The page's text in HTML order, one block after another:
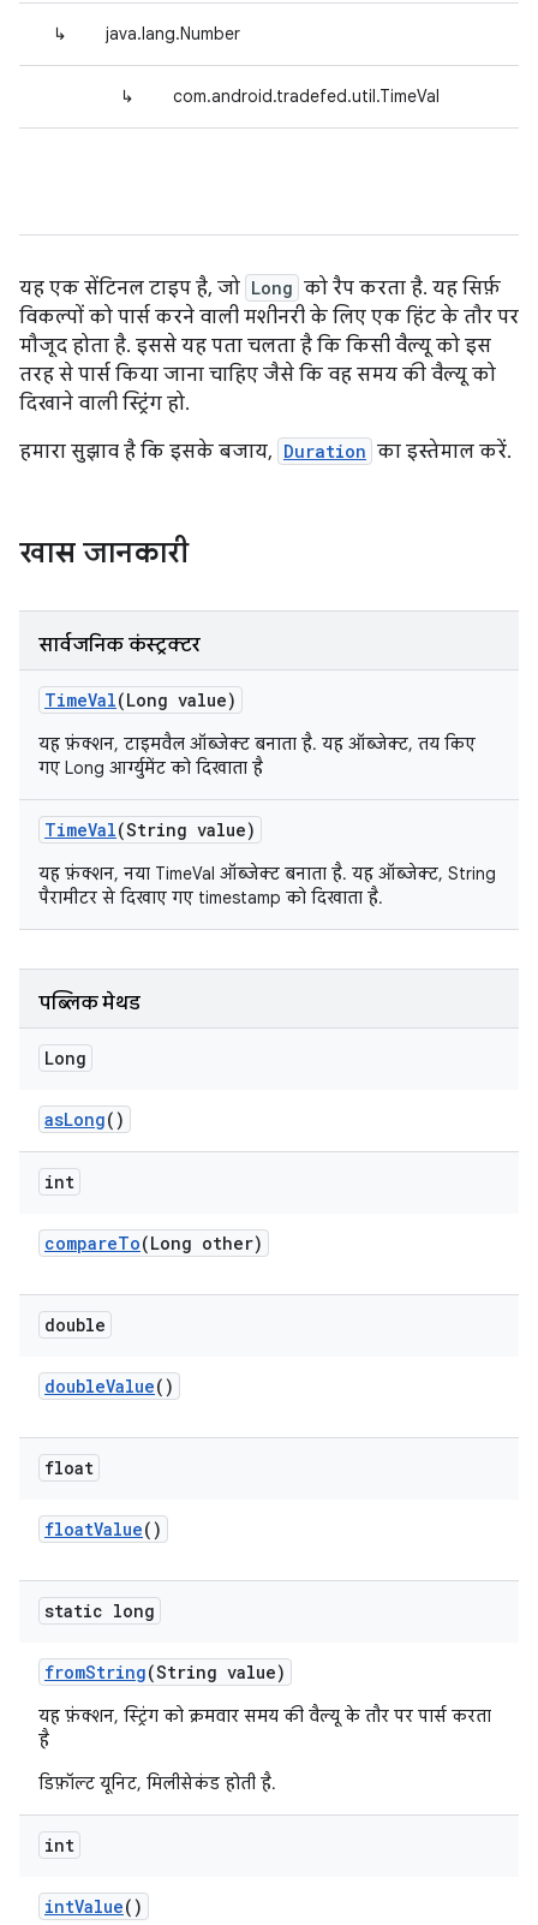
↳ java.lang.Number
↳ com.android.tradefed.util.TimeVal
यह एक सेंटिनल टाइप है, जो Long को रैप करता है. यह सिर्फ़
विकल्पों को पार्स करने वाली मशीनरी के लिए एक हिंट के तौर पर
मौजूद होता है. इससे यह पता चलता है कि किसी वैल्यू को इस
तरह से पार्स किया जाना चाहिए जैसे कि वह समय की वैल्यू को
दिखाने वाली स्ट्रिंग हो.
हमारा सुझाव है कि इसके बजाय, Duration का इस्तेमाल करें.
खास जानकारी
सार्वजनिक कंस्ट्रक्टर
TimeVal(Long value)
यह फ़ंक्शन, टाइमवैल ऑब्जेक्ट बनाता है. यह ऑब्जेक्ट, तय किए
गए Long आर्ग्युमेंट को दिखाता है
TimeVal(String value)
यह फ़ंक्शन, नया TimeVal ऑब्जेक्ट बनाता है. यह ऑब्जेक्ट, String
पैरामीटर से दिखाए गए timestamp को दिखाता है.
पब्लिक मेथड
Long
asLong()
int
compareTo(Long other)
double
doubleValue()
float
floatValue()
static long
fromString(String value)
यह फ़ंक्शन, स्ट्रिंग को क्रमवार समय की वैल्यू के तौर पर पार्स करता
है
डिफ़ॉल्ट यूनिट, मिलीसेकंड होती है.
int
intValue()